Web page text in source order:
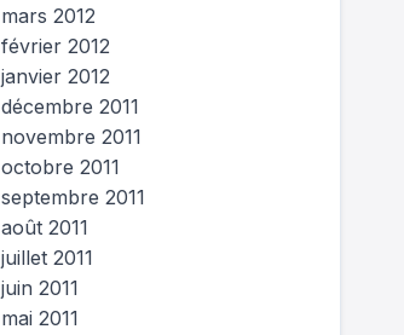
mars 2012
février 2012
janvier 2012
décembre 2011
novembre 2011
octobre 2011
septembre 2011
août 2011
juillet 2011
juin 2011
mai 2011